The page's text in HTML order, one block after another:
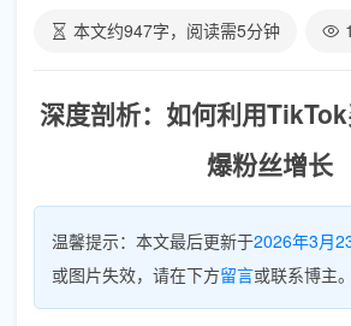
本文约947字，阅读需5分钟
深度剖析：如何利用
爆粉丝增长
温馨提示：本文最后更新于2026年3月
或图片失效，请在下方留言或联系博主。